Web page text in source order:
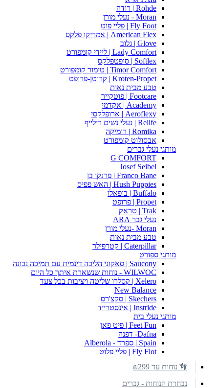
Rohde | רודה
Moran - נעלי מורן
Fly Foot | פליי פוט
American Flex | אמריקו פלקס
Glove | גלוב
Lady Comfort | ליידי קומפורט
Softlex | סופטפלקס
Timor Comfort | טימור קומפורט
Kroten-Propet | קרוטן-פרופט
טבע מבית נאות
Footcare | פוטקייר
Academy | אקדמי
Aeroflexy | ארופלקסי
Relife | נעלי נשים רילייף
Romika | רומיקה
אבסולוט קומפורט
מותגי נעלי גברים
G COMFORT
Josef Seibel
Franco Bane | פרנקו בן
Hush Puppies | האש פפיס
Buffalo | בופאלו
Propet | פרופט
Trak | טראק
נעלי גבר ARA
Moran -נעלי מורן
טבע מבית נאות
Caterpillar | קטרפילר
מותגי ספורט
Saucony | סאקוני הליכה דינמית עם תמיכה נכונה
WILWOC - נוחות שנשארת איתך כל היום
Xelero | קסלרו שליטה ויציבות בכל צעד
New Balance
Skechers | סקצ'רס
Instride | אינסטרייד
מותגי נעלי בית
Feet Fun | פיט פאן
Dafna- דפנה
Spain | ספרד - Alberola
Fly Flot | פליי פלוט
👣 נוחות עד ₪299
נבחרת הנוחות - גברים